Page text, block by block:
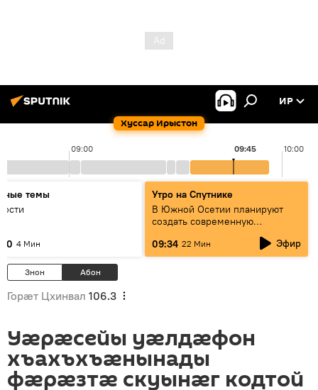
Хуссар Ирыстон
ИР
09:00 10:00
09:45
темы
4 Мин
Утро на Спутнике
В Южной Осетии планируют
создать современную
09:34 22 Мин Эфир
Знон Абон
Горӕт Цхинвал 106.3
Уӕрӕсейы уӕлдӕфон
хъахъхъӕнынады
фӕрӕзтӕ скуынӕг кодтой